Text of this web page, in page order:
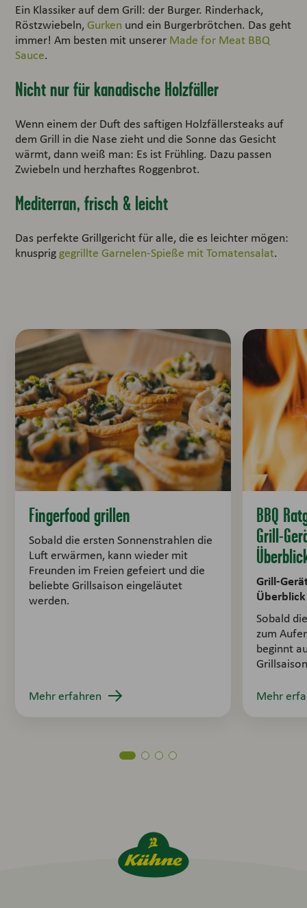
Ein Klassiker auf dem Grill: der Burger. Rinderhack,
Röstzwiebeln, Gurken und ein Burgerbrötchen. Das geht
immer! Am besten mit unserer Made for Meat BBQ
Sauce.
Nicht nur für kanadische Holzfäller
Wenn einem der Duft des saftigen Holzfällersteaks auf
dem Grill in die Nase zieht und die Sonne das Gesicht
wärmt, dann weiß man: Es ist Frühling. Dazu passen
Zwiebeln und herzhaftes Roggenbrot.
Mediterran, frisch & leicht
Das perfekte Grillgericht für alle, die es leichter mögen:
knuspriggegrillte Garnelen-Spieße mit Tomatensalat.
Fingerfood grillen
Sobald die ersten Sonnenstrahlen die
Luft erwärmen, kann wieder mit
Freunden im Freien gefeiert und die
beliebte Grillsaison eingeläutet
werden.
Mehr erfahren
BBQ
Grill-
Grill-
Überblick
Sobald
zum
beginnt
Mehr